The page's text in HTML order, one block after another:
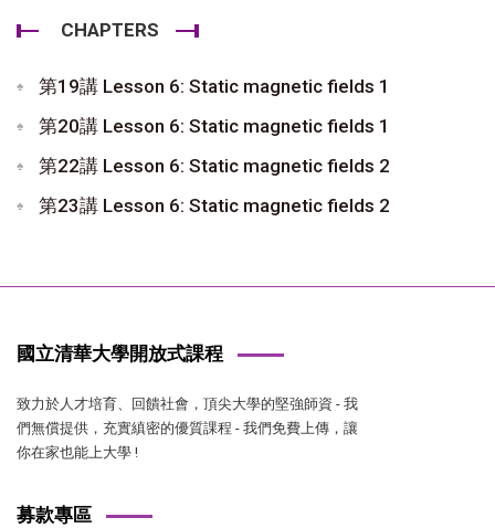
CHAPTERS
第19講 Lesson 6: Static magnetic fields 1
第20講 Lesson 6: Static magnetic fields 1
第22講 Lesson 6: Static magnetic fields 2
第23講 Lesson 6: Static magnetic fields 2
國立清華大學開放式課程
致力於人才培育、回饋社會，頂尖大學的堅強師資 - 我
們無償提供，充實縝密的優質課程 - 我們免費上傳，讓
你在家也能上大學 !
募款專區